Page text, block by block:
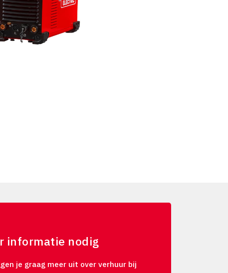
informatie nodig
je graag meer uit over verhuur bij